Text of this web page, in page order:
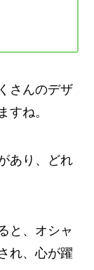
さんのデザ
すね。
あり、どれ
と、オシャ
れ、心が躍